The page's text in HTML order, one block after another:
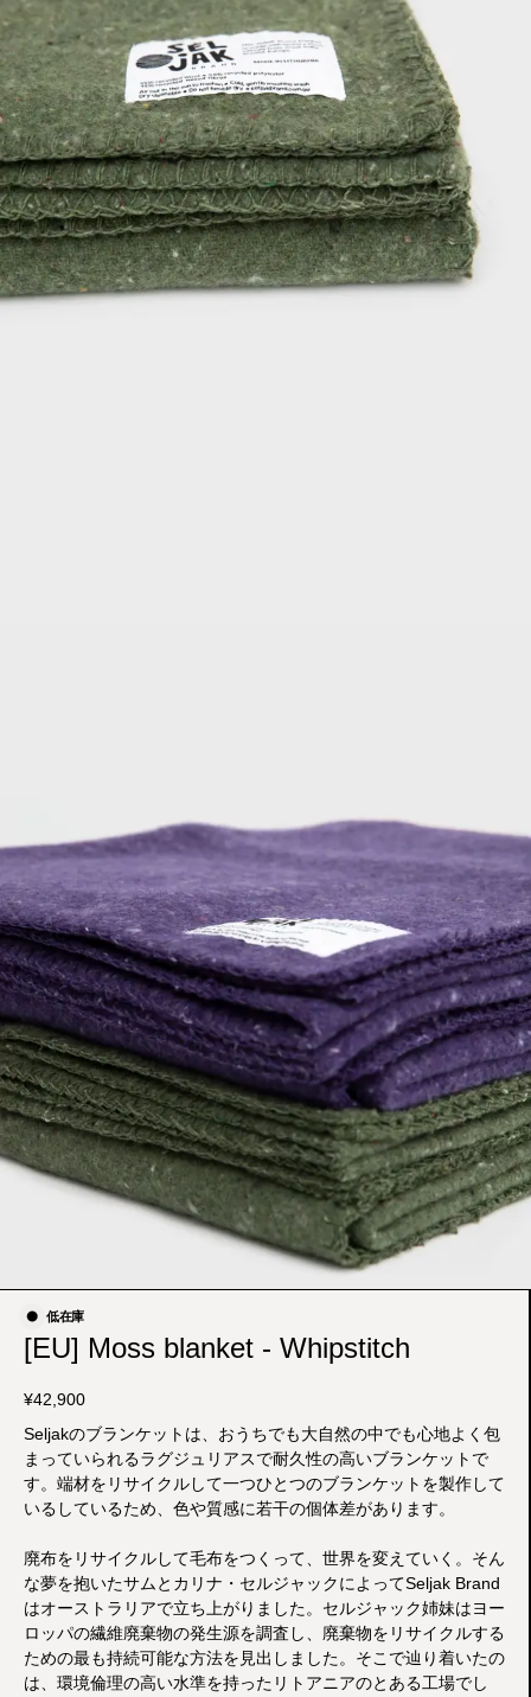
低在庫
[EU] Moss blanket - Whipstitch
¥42,900
Seljakのブランケットは、おうちでも大自然の中でも心地よく包
まっていられるラグジュリアスで耐久性の高いブランケットで
す。端材をリサイクルして一つひとつのブランケットを製作して
いるしているため、色や質感に若干の個体差があります。
廃布をリサイクルして毛布をつくって、世界を変えていく。そん
な夢を抱いたサムとカリナ・セルジャックによってSeljak Brand
はオーストラリアで立ち上がりました。セルジャック姉妹はヨー
ロッパの繊維廃棄物の発生源を調査し、廃棄物をリサイクルする
ための最も持続可能な方法を見出しました。そこで辿り着いたの
は、環境倫理の高い水準を持ったリトアニアのとある工場でし